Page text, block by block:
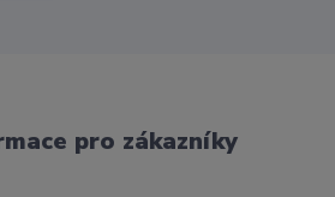
pro zákazníky